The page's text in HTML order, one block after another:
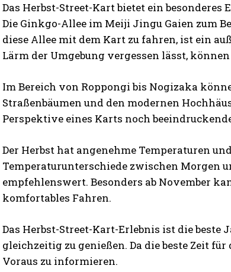
Das Herbst-Street-Kart bietet ein besonderes
Die Ginkgo-Allee im Meiji Jingu Gaien zum
diese Allee mit dem Kart zu fahren, ist ein
Lärm der Umgebung vergessen lässt,
Im Bereich von Roppongi bis Nogizaka
Straßenbäumen und den modernen
Perspektive eines Karts noch
Der Herbst hat angenehme Temperaturen
Temperaturunterschiede zwischen Morgen
empfehlenswert. Besonders ab November
komfortables Fahren.
Das Herbst-Street-Kart-Erlebnis ist die beste
gleichzeitig zu genießen. Da die beste Zeit
Voraus zu informieren.